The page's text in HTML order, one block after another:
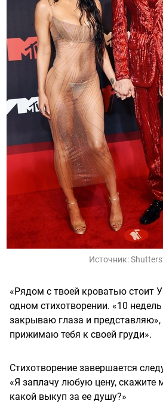
Источник:
«Рядом с твоей кроватью стоит
одном стихотворении. «10
закрываю глаза и
прижимаю тебя к своей груди».
Стихотворение завершается
«Я заплачу любую цену, скажите
какой выкуп за ее душу?»